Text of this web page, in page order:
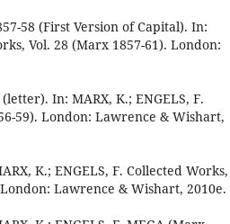
58 (First Version of Capital). In:
Vol. 28 (Marx 1857-61). London:
(letter). In: MARX, K.; ENGELS, F.
59). London: Lawrence & Wishart,
K.; ENGELS, F. Collected Works,
Lawrence & Wishart, 2010e.